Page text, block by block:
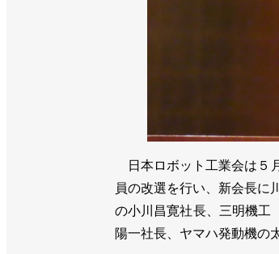
日本ロボット工業会は５
員の改選を行い、新会長に
の小川昌寛社長、三明機工
陽一社長、ヤマハ発動機の